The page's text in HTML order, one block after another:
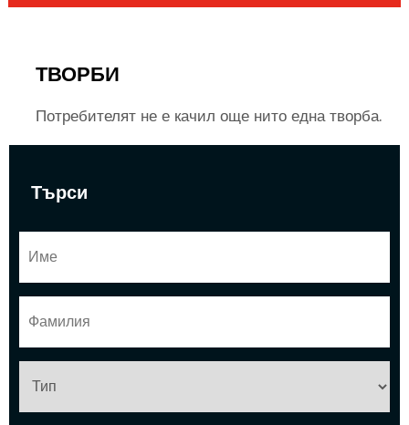
Търси
ТВОРБИ
Потребителят не е качил още нито една творба.